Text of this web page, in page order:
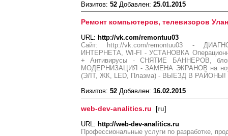
Визитов: 52 Добавлен: 25.01.2015
Ремонт компьютеров, телевизоров
URL: http://vk.com/remontuu03
Сайт: http://vk.com/remontuu03 -
ИНТЕРНЕТА, WI-FI - УСТАНОВКА
+ Антивирусы - СНЯТИЕ БАННЕРОВ,
МОДЕРНИЗАЦИЯ - ЗАМЕНА ЭКРАНОВ на
(ЭЛТ, ЖК, LED, Плазма) - ВЫЕЗД В РАЙОНЫ!
Визитов: 52 Добавлен: 16.02.2015
web-dev-analitics.ru [ru]
URL: http://web-dev-analitics.ru
Профессиональные услуги по разработке,